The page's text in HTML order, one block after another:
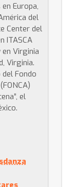
Europa,
del
Center del
ITASCA
Virginia
Virginia.
Fondo
el